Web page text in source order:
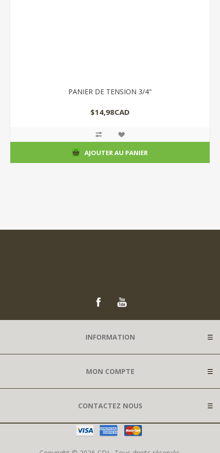
PANIER DE TENSION 3/4"
$14,98CAD
AJOUTER AU PANIER
INFORMATION
MON COMPTE
CONTACTEZ NOUS